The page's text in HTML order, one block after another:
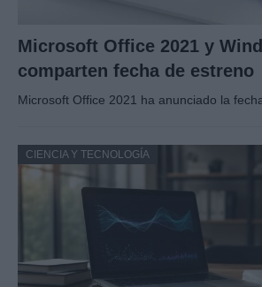
Microsoft Office 2021 y
comparten fecha de estreno
Microsoft Office 2021 ha anunciado la
CIENCIA Y TECNOLOGÍA